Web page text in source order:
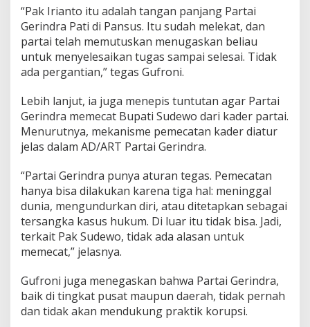
s
u
d
a
n
i
a
k
A
a
n
P
e
c
a
t
B
p
a
t
“Pak Irianto itu adalah tangan panjang Partai
Gerindra Pati di Pansus. Itu sudah melekat, dan
partai telah memutuskan menugaskan beliau
untuk menyelesaikan tugas sampai selesai. Tidak
ada pergantian,” tegas Gufroni.
Lebih lanjut, ia juga menepis tuntutan agar Partai
Gerindra memecat Bupati Sudewo dari kader partai.
Menurutnya, mekanisme pemecatan kader diatur
jelas dalam AD/ART Partai Gerindra.
“Partai Gerindra punya aturan tegas. Pemecatan
hanya bisa dilakukan karena tiga hal: meninggal
dunia, mengundurkan diri, atau ditetapkan sebagai
tersangka kasus hukum. Di luar itu tidak bisa. Jadi,
terkait Pak Sudewo, tidak ada alasan untuk
memecat,” jelasnya.
Gufroni juga menegaskan bahwa Partai Gerindra,
baik di tingkat pusat maupun daerah, tidak pernah
dan tidak akan mendukung praktik korupsi.